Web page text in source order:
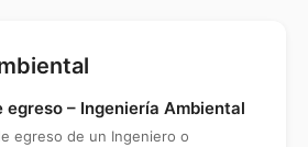
egreso – Ingeniería Ambiental
egreso de un Ingeniero o